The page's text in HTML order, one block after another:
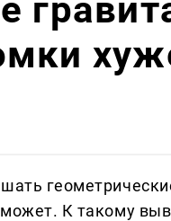
К такому